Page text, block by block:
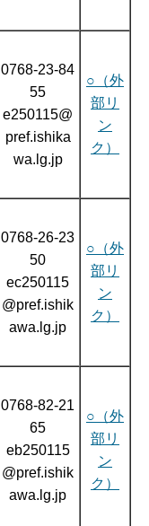
0768-23-84
55
e250115@
pref.ishika
wa.lg.jp
○（外
部リ
ン
ク）
0768-26-23
50
ec250115
@pref.ishik
awa.lg.jp
○（外
部リ
ン
ク）
0768-82-21
65
eb250115
@pref.ishik
awa.lg.jp
○（外
部リ
ン
ク）